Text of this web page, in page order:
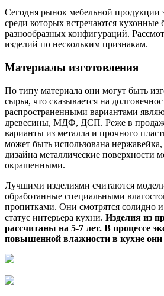
Сегодня рынок мебельной продукции
среди которых встречаются кухонные
разнообразных конфигураций.
изделий по нескольким признакам.
Материалы изготовления
По типу материала они могут быть
сырья, что сказывается на
распространенными вариантами
древесины, МДФ, ДСП. Реже в
варианты из металла и прочного
может быть использована
дизайна металлические поверхности
окрашенными.
Лучшими изделиями считаются
обработанные специальными
пропитками. Они смотрятся солидно
статус интерьера кухни. Изделия из
рассчитаны на 5-7 лет. В процессе
повышенной влажности в кухне они